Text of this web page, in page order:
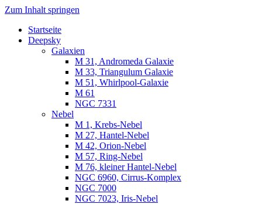
Zum Inhalt springen
Luvima – Astrofotografie
Astrofotografie in Norddeutschland
Startseite
Deepsky
Galaxien
M 31, Andromeda Galaxie
M 33, Triangulum Galaxie
M 51, Whirlpool-Galaxie
M 61
NGC 7331
Nebel
M 1, Krebs-Nebel
M 27, Hantel-Nebel
M 42, Orion-Nebel
M 57, Ring-Nebel
M 76, kleiner Hantel-Nebel
NGC 6960, Cirrus-Komplex
NGC 7000
NGC 7023, Iris-Nebel